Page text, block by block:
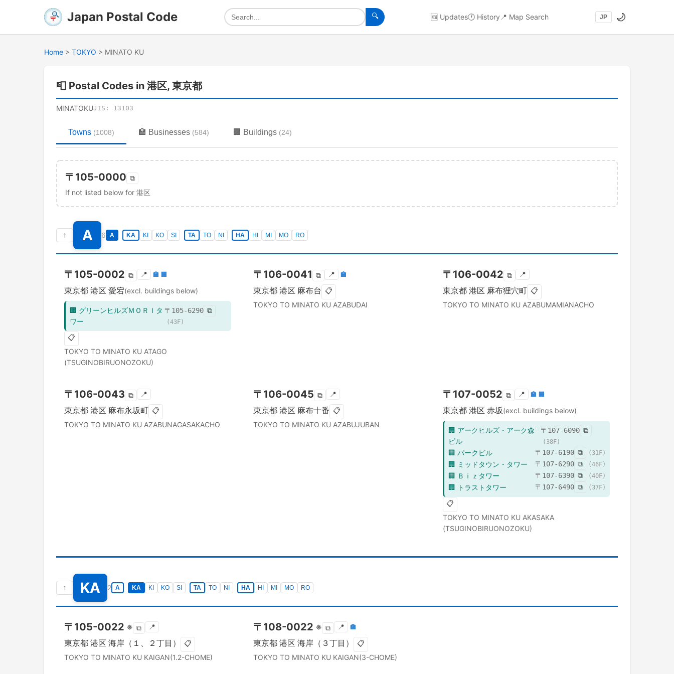
Japan Postal Code 🔍 🆕 Updates🕐 History 📍 Map Search JP 🌙
Home > TOKYO > MINATO KU
📮 Postal Codes in 港区, 東京都
MINATOKUJIS: 13103
Towns (1008) 🏣 Businesses (584) 🏢 Buildings (24)
〒 105-0000 ⧉
If not listed below for 港区
↑ A 6 A KA KI KO SI TA TO NI HA HI MI MO RO
〒 105-0002 ⧉ 📍 🏣 🏢
東京都 港区 愛宕(excl. buildings below)
🏢 グリーンヒルズＭＯＲＩタ
ワー
〒 105-6290 ⧉
(43F)
📋
TOKYO TO MINATO KU ATAGO
(TSUGINOBIRUONOZOKU)
〒 106-0041 ⧉ 📍 🏣
東京都 港区 麻布台 📋
TOKYO TO MINATO KU AZABUDAI
〒 106-0042 ⧉ 📍
東京都 港区 麻布狸穴町 📋
TOKYO TO MINATO KU AZABUMAMIANACHO
〒 106-0043 ⧉ 📍
東京都 港区 麻布永坂町 📋
TOKYO TO MINATO KU AZABUNAGASAKACHO
〒 106-0045 ⧉ 📍
東京都 港区 麻布十番 📋
TOKYO TO MINATO KU AZABUJUBAN
〒 107-0052 ⧉ 📍 🏣 🏢
東京都 港区 赤坂(excl. buildings below)
🏢 アークヒルズ・アーク森
ビル
〒 107-6090 ⧉
( 38F)
🏢 パークビル 〒 107-6190 ⧉ ( 31F)
🏢 ミッドタウン・タワー 〒 107-6290 ⧉ (46F)
🏢 Ｂｉｚタワー 〒 107-6390 ⧉ (40F)
🏢 トラストタワー 〒 107-6490 ⧉ ( 37F)
📋
TOKYO TO MINATO KU AKASAKA
(TSUGINOBIRUONOZOKU)
↑ KA 2 A KA KI KO SI TA TO NI HA HI MI MO RO
〒 105-0022 ※ ⧉ 📍
東京都 港区 海岸（１、２丁目） 📋
TOKYO TO MINATO KU KAIGAN(1.2-CHOME)
〒 108-0022 ※ ⧉ 📍 🏣
東京都 港区 海岸（３丁目） 📋
TOKYO TO MINATO KU KAIGAN(3-CHOME)